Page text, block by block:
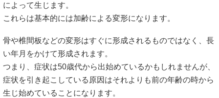
によって生じます。
これらは基本的には加齢による変形になります。
骨や椎間板などの変形はすぐに形成されるものではなく、長
い年月をかけて形成されます。
つまり、症状は50歳代から出始めているかもしれませんが、
症状を引き起こしている原因はそれよりも前の年齢の時から
生じ始めていることになります。